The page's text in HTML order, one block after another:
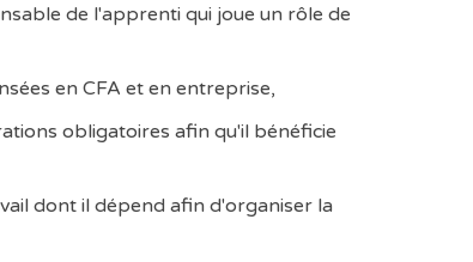
de l'apprenti qui joue un rôle de
en CFA et en entreprise,
obligatoires afin qu'il bénéficie
dont il dépend afin d'organiser la